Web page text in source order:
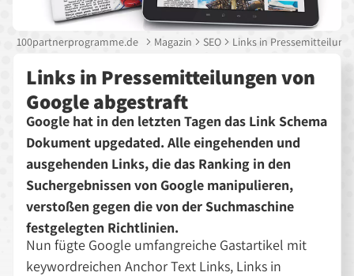
100partnerprogramme.de Magazin SEO Links in
Links in Pressemitteilungen von
Google abgestraft
Google hat in den letzten Tagen das Link Schema
Dokument upgedated. Alle eingehenden und
ausgehenden Links, die das Ranking in den
Suchergebnissen von Google manipulieren,
verstoßen gegen die von der Suchmaschine
festgelegten Richtlinien.
Nun fügte Google umfangreiche Gastartikel mit
keywordreichen Anchor Text Links, Links in